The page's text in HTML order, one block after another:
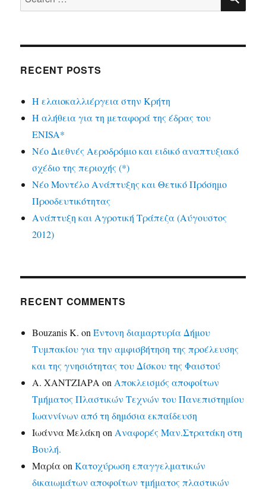
for:
RECENT POSTS
Η ελαιοκαλλιέργεια στην Κρήτη
Η αλήθεια για τη μεταφορά της έδρας του
ENISA*
Νέο Διεθνές Αεροδρόμιο και ειδικό αναπτυξιακό
σχέδιο της περιοχής (*)
Νέο Μοντέλο Ανάπτυξης και Θετικό Πρόσημο
Προοδευτικότητας
Ανάπτυξη και Αγροτική Τράπεζα (Αύγουστος
2012)
RECENT COMMENTS
Bouzanis K. onΈντονη διαμαρτυρία Δήμου
Τυμπακίου για την αμφισβήτηση της προέλευσης
και της γνησιότητας του Δίσκου της Φαιστού
Α. ΧΑΝΤΖΙΑΡΑ on Αποκλεισμός αποφοίτων
Τμήματος Πλαστικών Τεχνών του Πανεπιστημίου
Ιωαννίνων από τη δημόσια εκπαίδευση
Ιωάννα Μελάκη on Αναφορές Μαν.Στρατάκη στη
Βουλή.
ΜαρίαonΚατοχύρωση επαγγελματικών
δικαιωμάτων αποφοίτων τμήματος πλαστικών